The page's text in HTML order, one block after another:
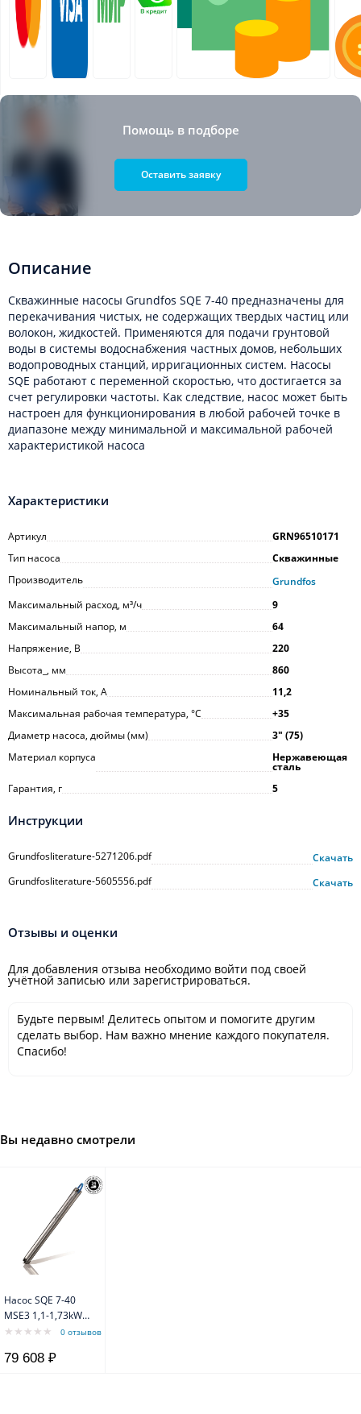
Помощь в подборе
Оставить заявку
Описание
Скважинные насосы Grundfos SQE 7-40 предназначены для
перекачивания чистых, не содержащих твердых частиц или
волокон, жидкостей. Применяются для подачи грунтовой
воды в системы водоснабжения частных домов, небольших
водопроводных станций, ирригационных систем. Насосы
SQE работают с переменной скоростью, что достигается за
счет регулировки частоты. Как следствие, насос может быть
настроен для функционирования в любой рабочей точке в
диапазоне между минимальной и максимальной рабочей
характеристикой насоса
Характеристики
Артикул
GRN96510171
Тип насоса
Скважинные
Производитель
Grundfos
Максимальный расход, м³/ч
9
Максимальный напор, м
64
Напряжение, В
220
Высота_, мм
860
Номинальный ток, А
11,2
Максимальная рабочая температура, °С
+35
Диаметр насоса, дюймы (мм)
3ʺ (75)
Материал корпуса
Нержавеющая
сталь
Гарантия, г
5
Инструкции
Grundfosliterature-5271206.pdf
Скачать
Grundfosliterature-5605556.pdf
Скачать
Отзывы и оценки
Для добавления отзыва необходимо войти под своей
учётной записью или зарегистрироваться.
Будьте первым! Делитесь опытом и помогите другим
сделать выбор. Нам важно мнение каждого покупателя.
Спасибо!
Вы недавно смотрели
Насос SQE 7-40
MSE3 1,1-1,73kW
1x200-240V 50Hz
0 отзывов
79 608 ₽